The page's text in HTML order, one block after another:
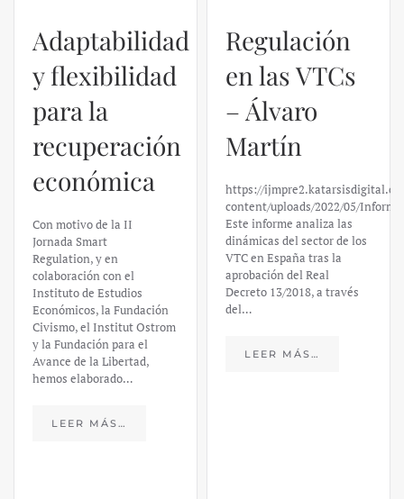
Adaptabilidad
y flexibilidad
para la
recuperación
económica
Con motivo de la II
Jornada Smart
Regulation, y en
colaboración con el
Instituto de Estudios
Económicos, la Fundación
Civismo, el Institut Ostrom
y la Fundación para el
Avance de la Libertad,
hemos elaborado…
LEER MÁS…
Regulación
en las VTCs
– Álvaro
Martín
https://
content/uploads/2022/05/
Este informe analiza las
dinámicas del sector de los
VTC en España tras la
aprobación del Real
Decreto 13/2018, a través
del…
LEER MÁS…